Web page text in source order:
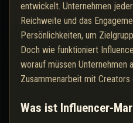
entwickelt. Unternehmen
Reichweite und das
Persönlichkeiten, um
Doch wie funktioniert
worauf müssen Unternehmen
Zusammenarbeit mit
Was ist Influencer-